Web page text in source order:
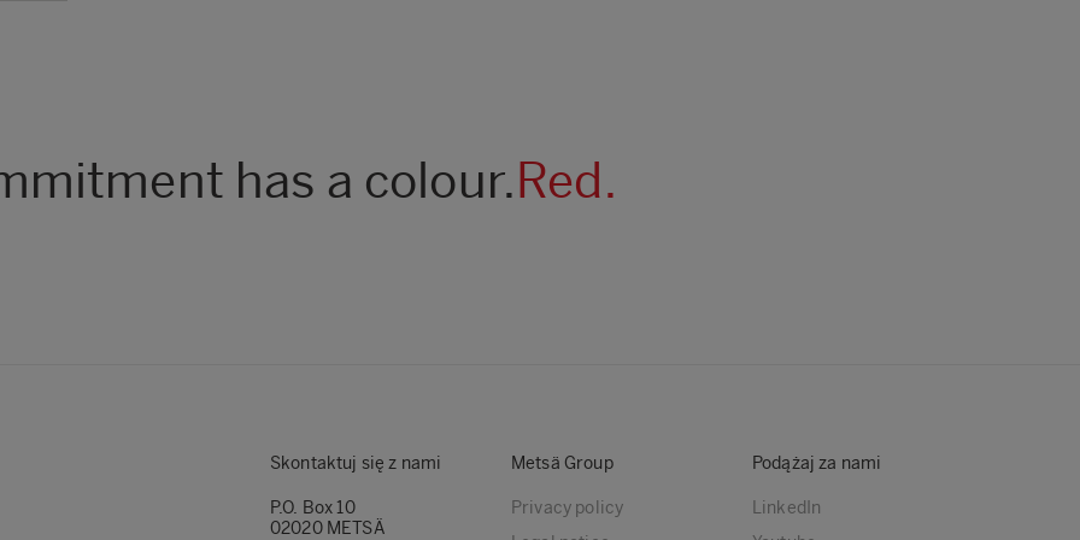
has a colour.Red.
Skontaktuj się z nami
P.O. Box 10
02020 METSÄ
Metsä Group
Privacy policy
Podążaj za nami
LinkedIn